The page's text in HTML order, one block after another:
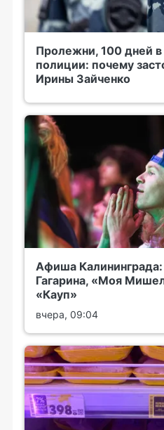
Пролежни, 100 дней
полиции: почему
Ирины Зайченко
Афиша
Гагарина, «Моя
«Кауп»
вчера, 09:04